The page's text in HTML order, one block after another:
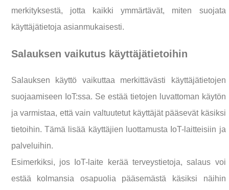
merkityksestä, jotta kaikki ymmärtävät, miten suojata
käyttäjätietoja asianmukaisesti.
Salauksen vaikutus käyttäjätietoihin
Salauksen käyttö vaikuttaa merkittävästi käyttäjätietojen
suojaamiseen IoT:ssa. Se estää tietojen luvattoman käytön
ja varmistaa, että vain valtuutetut käyttäjät pääsevät käsiksi
tietoihin. Tämä lisää käyttäjien luottamusta IoT-laitteisiin ja
palveluihin.
Esimerkiksi, jos IoT-laite kerää terveystietoja, salaus voi
estää kolmansia osapuolia pääsemästä käsiksi näihin